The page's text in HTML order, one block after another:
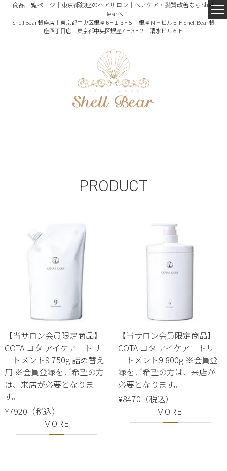
商品一覧ページ｜東京都銀座のヘアサロン｜ヘアケア・髪質改善ならShell
Bearへ
Shell Bear 銀座店｜東京都中央区銀座６−１３−５ 銀座ＮＨビル５ＦShell Bear 銀
座四丁目店｜東京都中央区銀座４−３−２ 清水ビル６Ｆ
PRODUCT
【当サロン会員限定商品】
COTA コタ アイケア トリ
ートメント9 750g 詰め替え
用 ※会員登録をご希望の方
は、来店が必要となりま
す。
¥7920（税込）
MORE
【当サロン会員限定商品】
COTA コタ アイケア トリ
ートメント9 800g ※会員登
録をご希望の方は、来店が
必要となります。
¥8470（税込）
MORE